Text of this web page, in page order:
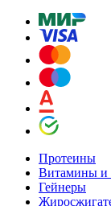
Протеины
Витамины и
Гейнеры